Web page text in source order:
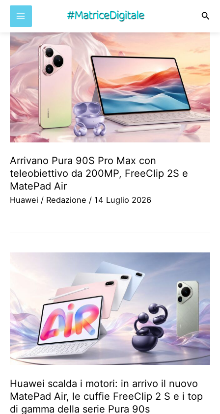
Vai
contenuto
Arrivano Pura 90S Pro Max con
teleobiettivo da 200MP, FreeClip 2S e
MatePad Air
Huawei / Redazione / 14 Luglio 2026
Huawei scalda i motori: in arrivo il nuovo
MatePad Air, le cuffie FreeClip 2 S e i top
di gamma della serie Pura 90s